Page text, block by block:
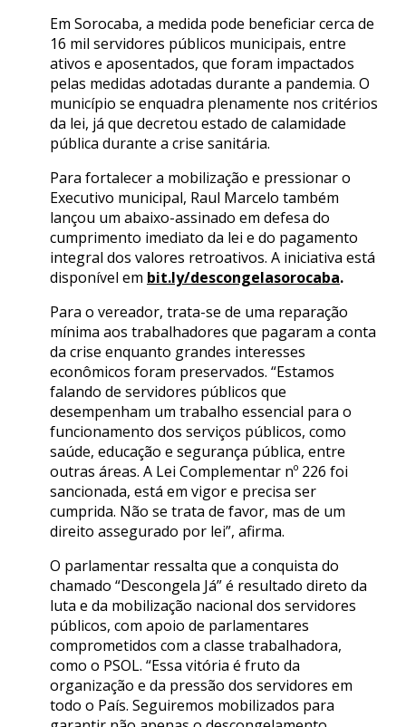
Em Sorocaba, a medida pode beneficiar cerca de
16 mil servidores públicos municipais, entre
ativos e aposentados, que foram impactados
pelas medidas adotadas durante a pandemia. O
município se enquadra plenamente nos critérios
da lei, já que decretou estado de calamidade
pública durante a crise sanitária.
Para fortalecer a mobilização e pressionar o
Executivo municipal, Raul Marcelo também
lançou um abaixo-assinado em defesa do
cumprimento imediato da lei e do pagamento
integral dos valores retroativos. A iniciativa está
disponível em bit.ly/descongelasorocaba.
Para o vereador, trata-se de uma reparação
mínima aos trabalhadores que pagaram a conta
da crise enquanto grandes interesses
econômicos foram preservados. “Estamos
falando de servidores públicos que
desempenham um trabalho essencial para o
funcionamento dos serviços públicos, como
saúde, educação e segurança pública, entre
outras áreas. A Lei Complementar nº 226 foi
sancionada, está em vigor e precisa ser
cumprida. Não se trata de favor, mas de um
direito assegurado por lei”, afirma.
O parlamentar ressalta que a conquista do
chamado “Descongela Já” é resultado direto da
luta e da mobilização nacional dos servidores
públicos, com apoio de parlamentares
comprometidos com a classe trabalhadora,
como o PSOL. “Essa vitória é fruto da
organização e da pressão dos servidores em
todo o País. Seguiremos mobilizados para